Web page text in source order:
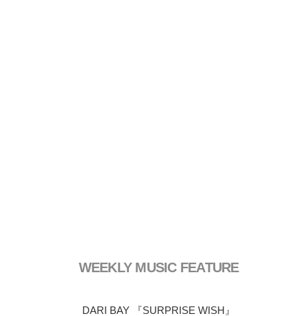
WEEKLY MUSIC FEATURE
DARI BAY 『SURPRISE WISH』